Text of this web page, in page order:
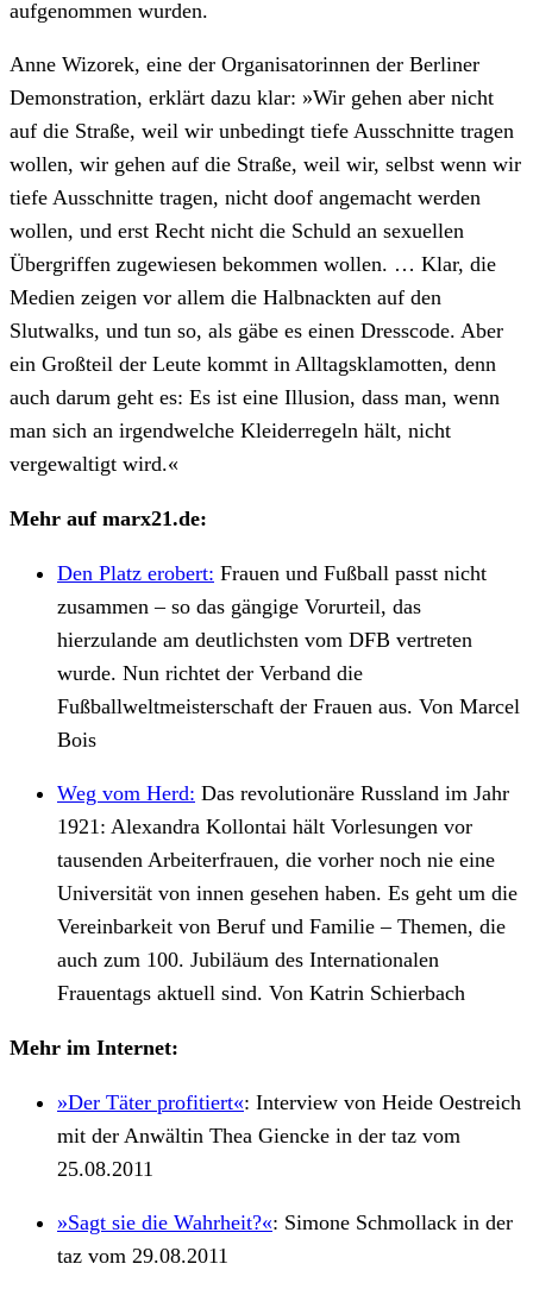
aufgenommen wurden.
Anne Wizorek, eine der Organisatorinnen der Berliner
Demonstration, erklärt dazu klar: »Wir gehen aber nicht
auf die Straße, weil wir unbedingt tiefe Ausschnitte tragen
wollen, wir gehen auf die Straße, weil wir, selbst wenn wir
tiefe Ausschnitte tragen, nicht doof angemacht werden
wollen, und erst Recht nicht die Schuld an sexuellen
Übergriffen zugewiesen bekommen wollen. … Klar, die
Medien zeigen vor allem die Halbnackten auf den
Slutwalks, und tun so, als gäbe es einen Dresscode. Aber
ein Großteil der Leute kommt in Alltagsklamotten, denn
auch darum geht es: Es ist eine Illusion, dass man, wenn
man sich an irgendwelche Kleiderregeln hält, nicht
vergewaltigt wird.«
Mehr auf marx21.de:
Den Platz erobert: Frauen und Fußball passt nicht
zusammen – so das gängige Vorurteil, das
hierzulande am deutlichsten vom DFB vertreten
wurde. Nun richtet der Verband die
Fußballweltmeisterschaft der Frauen aus. Von Marcel
Bois
Weg vom Herd: Das revolutionäre Russland im Jahr
1921: Alexandra Kollontai hält Vorlesungen vor
tausenden Arbeiterfrauen, die vorher noch nie eine
Universität von innen gesehen haben. Es geht um die
Vereinbarkeit von Beruf und Familie – Themen, die
auch zum 100. Jubiläum des Internationalen
Frauentags aktuell sind. Von Katrin Schierbach
Mehr im Internet:
»Der Täter profitiert«: Interview von Heide Oestreich
mit der Anwältin Thea Giencke in der taz vom
25.08.2011
»Sagt sie die Wahrheit?«: Simone Schmollack in der
taz vom 29.08.2011